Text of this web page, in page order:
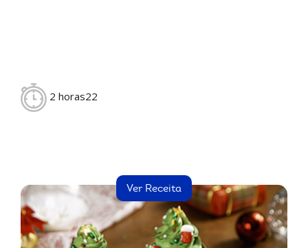
2 horas22
Ver Receita